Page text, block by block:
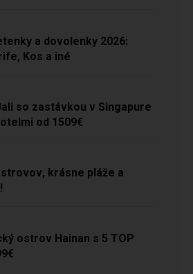
a dovolenky 2026:
Kos a iné
so zastávkou v Singapure
od 1509€
krásne pláže a
ostrov Hainan s 5 TOP